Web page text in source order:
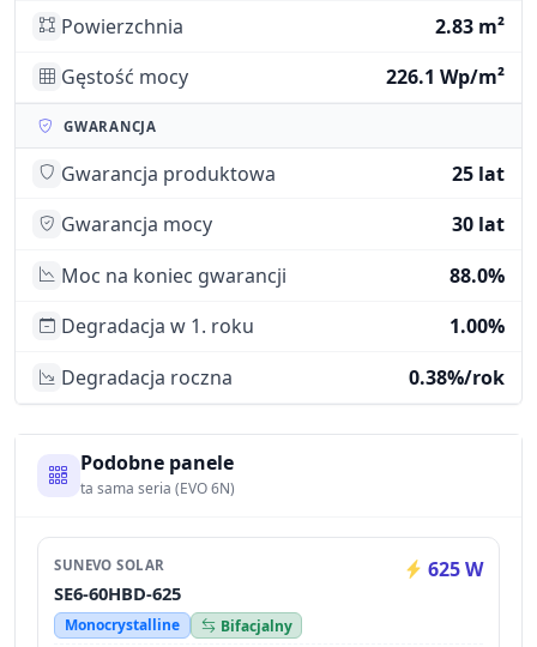
Powierzchnia
2.83 m²
Gęstość mocy
226.1 Wp/m²
GWARANCJA
Gwarancja produktowa
25 lat
Gwarancja mocy
30 lat
Moc na koniec gwarancji
88.0%
Degradacja w 1. roku
1.00%
Degradacja roczna
0.38%/rok
Podobne panele
ta sama seria (EVO 6N)
SUNEVO SOLAR 625 W
SE6-60HBD-625
Monocrystalline
Bifacjalny